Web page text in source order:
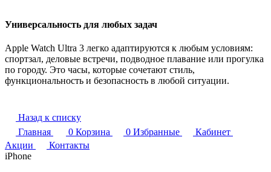
Универсальность для любых задач
Apple Watch Ultra 3 легко адаптируются к любым условиям:
спортзал, деловые встречи, подводное плавание или прогулка
по городу. Это часы, которые сочетают стиль,
функциональность и безопасность в любой ситуации.
Назад к списку
Главная
0 Корзина 0 Избранные
Кабинет
Акции
Контакты
iPhone